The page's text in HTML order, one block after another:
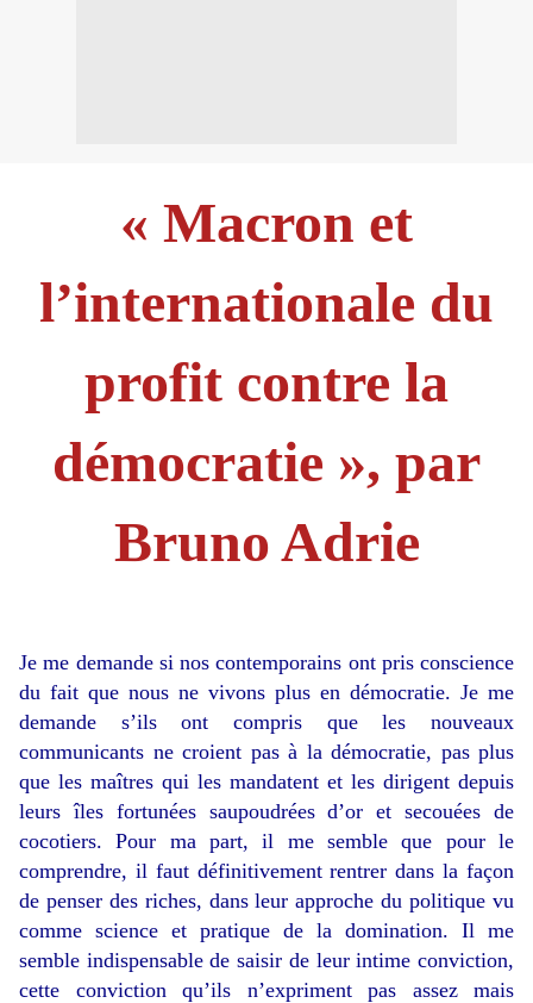
« Macron et
l’internationale du
profit contre la
démocratie », par
Bruno Adrie
Je me demande si nos contemporains ont pris conscience
du fait que nous ne vivons plus en démocratie. Je me
demande s’ils ont compris que les nouveaux
communicants ne croient pas à la démocratie, pas plus
que les maîtres qui les mandatent et les dirigent depuis
leurs îles fortunées saupoudrées d’or et secouées de
cocotiers. Pour ma part, il me semble que pour le
comprendre, il faut définitivement rentrer dans la façon
de penser des riches, dans leur approche du politique vu
comme science et pratique de la domination. Il me
semble indispensable de saisir de leur intime conviction,
cette conviction qu’ils n’expriment pas assez mais